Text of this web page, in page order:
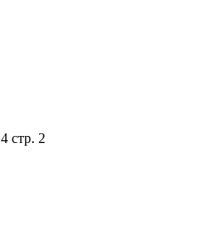
стр. 2